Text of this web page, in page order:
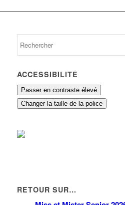
ACCESSIBILITÉ
Passer en contraste élevé
Changer la taille de la police
RETOUR SUR…